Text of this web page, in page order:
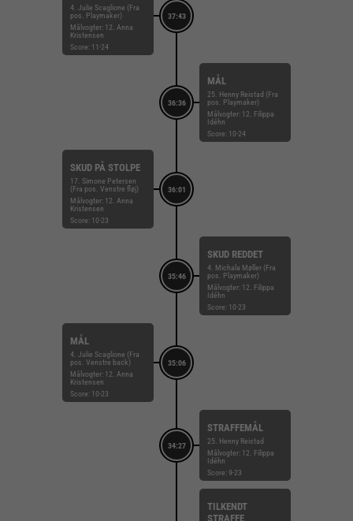
37:43
4. Julie Scaglione (Fra
pos. Playmaker)
Målvogter: 12. Anna
Kristensen
Score: 11-24
36:36
MÅL
25. Henny Reistad (Fra
pos. Playmaker)
Målvogter: 12. Filippa
Idéhn
Score: 10-24
36:01
SKUD PÅ STOLPE
17. Simone Petersen
(Fra pos. Venstre fløj)
Målvogter: 12. Anna
Kristensen
Score: 10-23
35:46
SKUD REDDET
4. Michala Møller (Fra
pos. Playmaker)
Målvogter: 12. Filippa
Idéhn
Score: 10-23
35:06
MÅL
4. Julie Scaglione (Fra
pos. Venstre back)
Målvogter: 12. Anna
Kristensen
Score: 10-23
34:27
STRAFFEMÅL
25. Henny Reistad
Målvogter: 12. Filippa
Idéhn
Score: 9-23
TILKENDT
STRAFFE